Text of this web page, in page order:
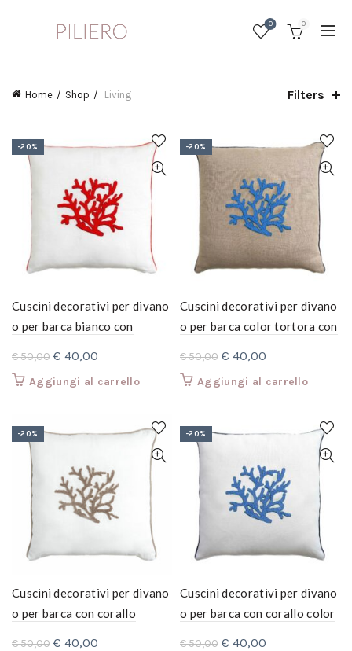
0 0
Home Shop Living Filters
-20%
Cuscini decorativi per divano
o per barca bianco con
€50,00 Il
prezzo
€ 50,00.
€ 40,00
prezzo
€ 40,00.
Aggiungi al carrello
-20%
Cuscini decorativi per divano
o per barca color tortora con
€50,00 Il
prezzo
€ 50,00.
€ 40,00
prezzo
€ 40,00.
Aggiungi al carrello
-20%
Cuscini decorativi per divano
o per barca con corallo
€50,00 Il
€ 40,00
-20%
Cuscini decorativi per divano
o per barca con corallo color
€50,00 Il
€ 40,00